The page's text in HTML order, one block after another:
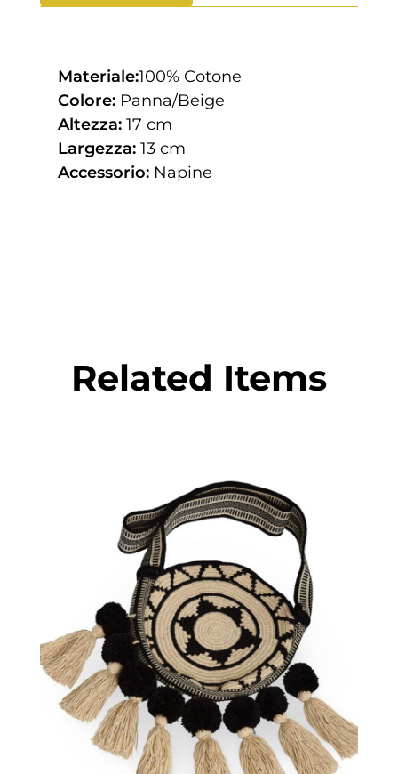
Materiale:100% Cotone
Colore: Panna/Beige
Altezza: 17 cm
Largezza: 13 cm
Accessorio: Napine
Related Items
€75.00